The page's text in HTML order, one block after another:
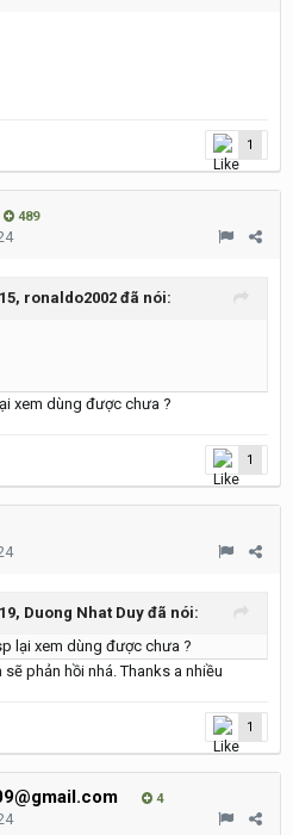
1
489
ronaldo2002 đã nói:
xem dùng được chưa ?
1
Duong Nhat Duy đã nói:
lại xem dùng được chưa ?
phản hồi nhá. Thanks a nhiều
1
4